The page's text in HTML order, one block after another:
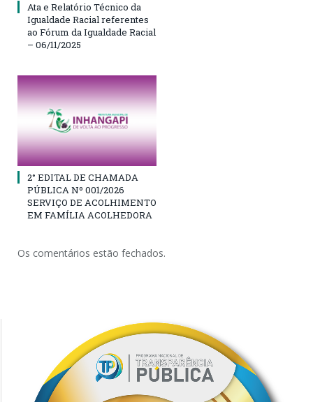
Ata e Relatório Técnico da
Igualdade Racial referentes
ao Fórum da Igualdade Racial
– 06/11/2025
2° EDITAL DE CHAMADA
PÚBLICA Nº 001/2026
SERVIÇO DE ACOLHIMENTO
EM FAMÍLIA ACOLHEDORA
Os comentários estão fechados.